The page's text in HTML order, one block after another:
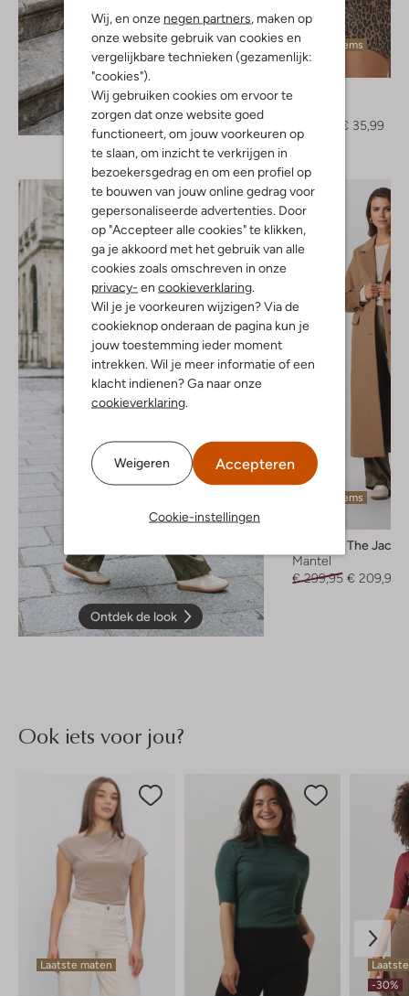
Wij, en onze negen partners , maken op
onze website gebruik van cookies en
vergelijkbare technieken (gezamenlijk:
"cookies").
Wij gebruiken cookies om ervoor te
zorgen dat onze website goed
functioneert, om jouw voorkeuren op
te slaan, om inzicht te verkrijgen in
bezoekersgedrag en om een profiel op
te bouwen van jouw online gedrag voor
gepersonaliseerde advertenties. Door
op "Accepteer alle cookies" te klikken,
ga je akkoord met het gebruik van alle
cookies zoals omschreven in onze
privacy- en cookieverklaring
Wil je je voorkeuren wijzigen? Via de
cookieknop onderaan de pagina kun je
jouw toestemming ieder moment
intrekken. Wil je meer informatie of een
klacht indienen? Ga naar onze
cookieverklaring
Weigeren Accepteren
Cookie-instellingen
Ontdek de look
Laatste items
-60%
Object
€ 35,99
Ontdek de look
Laatste items
Giacomo The Jacket
Mantel
€ 299,95 € 209,99
Ook iets voor jou?
Laatste maten
-30%